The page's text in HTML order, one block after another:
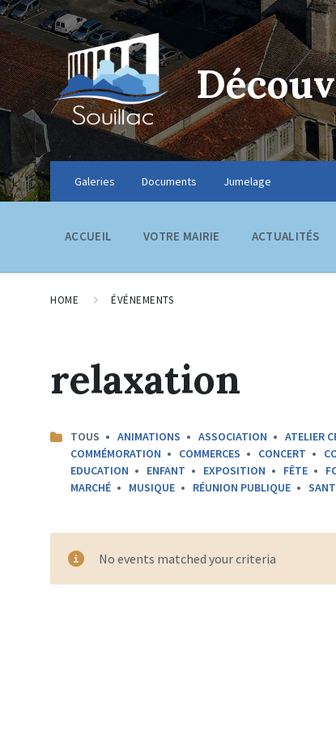
Galeries Documents Jumelage
ACCUEIL VOTRE MAIRIE ACTUALITÉS
HOME ÉVÉNEMENTS
relaxation
CATEGORIES:
TOUS ANIMATIONS ASSOCIATION ATELIER
COMMÉMORATION
COMMERCES CONCERT
EDUCATION
ENFANT EXPOSITION FÊTE
MARCHÉ
MUSIQUE RÉUNION PUBLIQUE
No events matched your criteria